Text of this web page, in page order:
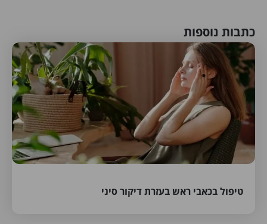
כתבות נוספות
טיפול בכאבי ראש בעזרת דיקור סיני